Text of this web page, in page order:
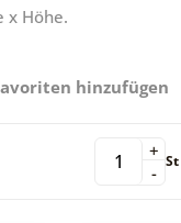
x Höhe.
hinzufügen
-
+ St